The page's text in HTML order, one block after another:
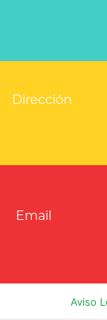
Dirección
Email
Aviso